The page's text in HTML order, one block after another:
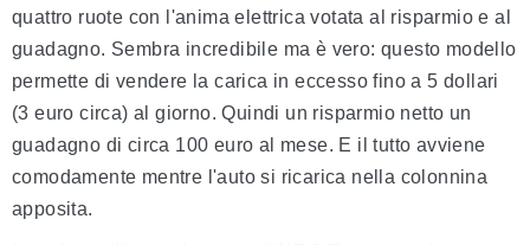
quattro ruote con l'anima elettrica votata al risparmio e al
guadagno. Sembra incredibile ma è vero: questo modello
permette di vendere la carica in eccesso fino a 5 dollari
(3 euro circa) al giorno. Quindi un risparmio netto un
guadagno di circa 100 euro al mese. E il tutto avviene
comodamente mentre l'auto si ricarica nella colonnina
apposita.